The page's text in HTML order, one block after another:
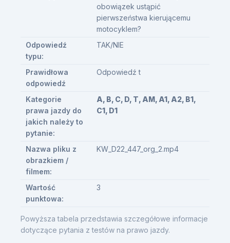
Powyższa tabela przedstawia szczegółowe informacje
dotyczące pytania z testów na prawo jazdy.
obowiązek ustąpić
pierwszeństwa kierującemu
motocyklem?
Odpowiedź
typu:
TAK/NIE
Prawidłowa
odpowiedź
Odpowiedź t
Kategorie
prawa jazdy do
jakich należy to
pytanie:
A, B, C, D, T, AM, A1, A2, B1,
C1, D1
Nazwa pliku z
obrazkiem /
filmem:
KW_D22_447_org_2.mp4
Wartość
punktowa:
3